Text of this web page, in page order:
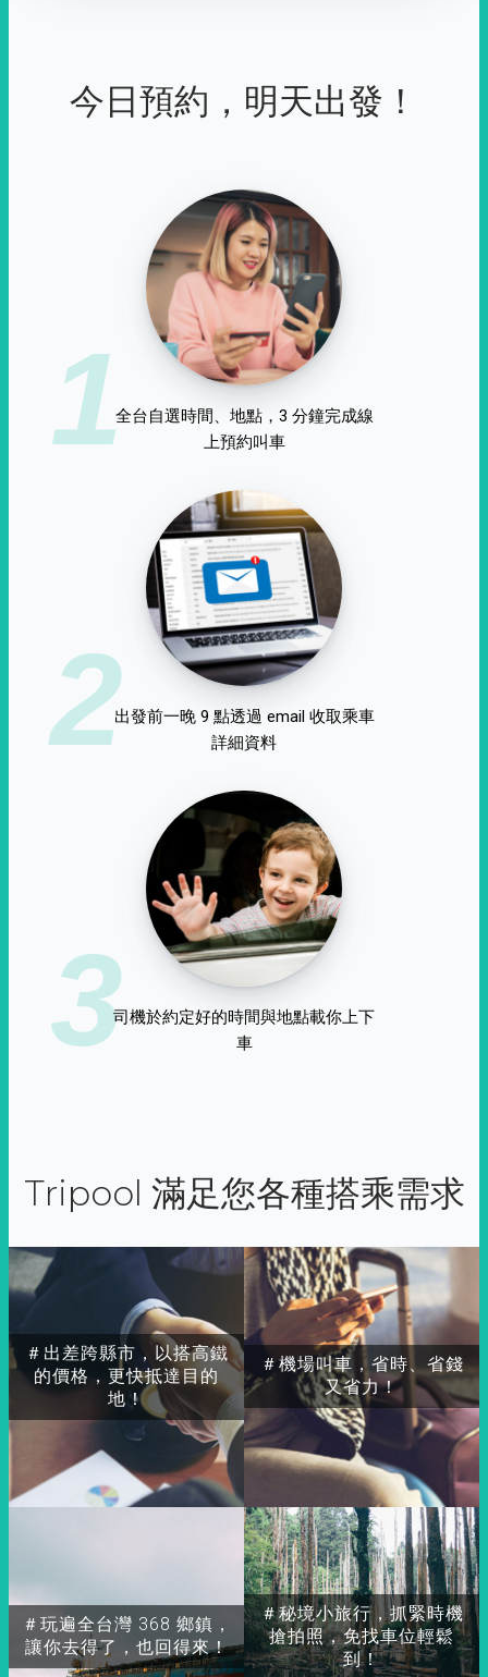
今日預約，明天出發！
1全台自選時間、地點，3 分鐘完成線
上預約叫車
2出發前一晚 9 點透過 email 收取乘車
詳細資料
3司機於約定好的時間與地點載你上下
車
Tripool 滿足您各種搭乘需求
＃出差跨縣市，以搭高鐵
的價格，更快抵達目的
地！
＃玩遍全台灣 368 鄉鎮，
讓你去得了，也回得來！
＃秘境小旅行，抓緊時機
搶拍照，免找車位輕鬆
到！
＃機場叫車，省時、省錢
又省力！